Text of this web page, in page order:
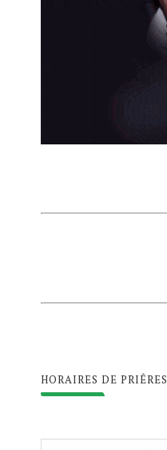
HORAIRES DE PRIÊRES